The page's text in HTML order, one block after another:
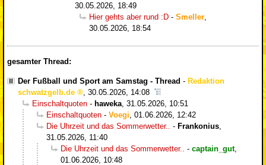
30.05.2026, 18:49
Hier gehts aber rund :D - Smeller,
30.05.2026, 18:54
gesamter Thread:
Der Fußball und Sport am Samstag - Thread - Redaktion
schwatzgelb.de
30.05.2026, 14:08
Einschaltquoten - haweka 31.05.2026, 10:51
Einschaltquoten - Voegi 01.06.2026, 12:42
Die Uhrzeit und das Sommerwetter..
- Frankonius
31.05.2026, 11:40
Die Uhrzeit und das Sommerwetter..
- captain_gut,
01.06.2026, 10:48